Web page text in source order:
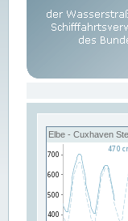
Elbe - Cuxhaven